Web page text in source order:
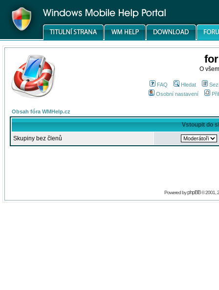
O
FAQ Hledat
Osobní nastavení
Obsah fóra WMHelp.cz
Vstoupit do
Skupiny bez členů
Powered byphpBB© 2001,